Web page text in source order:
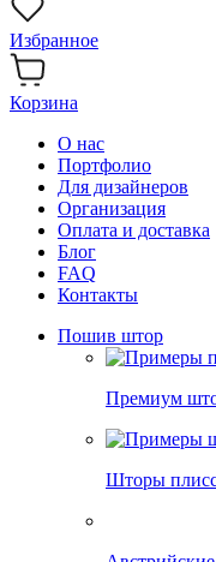
Избранное
Корзина
О нас
Портфолио
Для дизайнеров
Организация
Оплата и доставка
Блог
FAQ
Контакты
Пошив штор
Премиум
Шторы